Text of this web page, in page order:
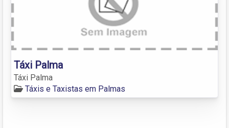
Táxi Palma
Táxi Palma
Táxis e Taxistas em Palmas